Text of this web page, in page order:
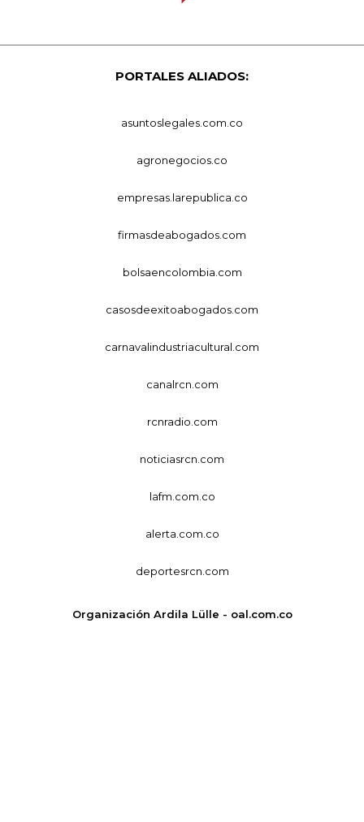
PORTALES ALIADOS:
asuntoslegales.com.co
agronegocios.co
empresas.larepublica.co
firmasdeabogados.com
bolsaencolombia.com
casosdeexitoabogados.com
carnavalindustriacultural.com
canalrcn.com
rcnradio.com
noticiasrcn.com
lafm.com.co
alerta.com.co
deportesrcn.com
Organización Ardila Lülle - oal.com.co